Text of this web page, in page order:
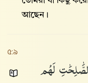
আছেন।
৫:৯
لَهُم